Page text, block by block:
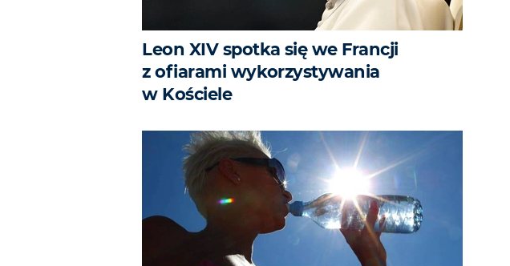
Leon XIV spotka się we Francji
z ofiarami wykorzystywania
w Kościele